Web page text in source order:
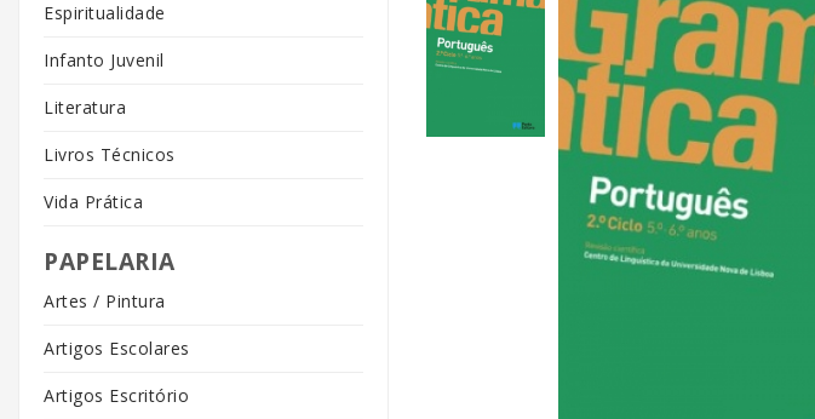
Espiritualidade
Infanto Juvenil
Literatura
Livros Técnicos
Vida Prática
PAPELARIA
Artes / Pintura
Artigos Escolares
Artigos Escritório